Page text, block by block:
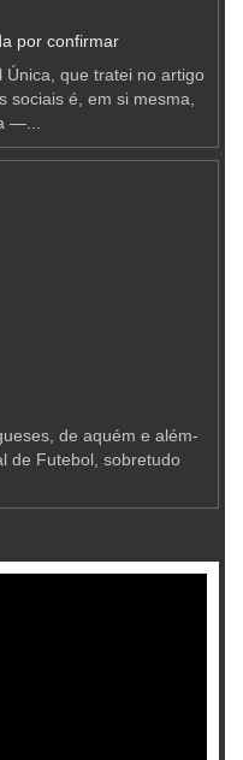
por confirmar
Única, que tratei no artigo
sociais é, em si mesma,
—...
de aquém e além-
de Futebol, sobretudo